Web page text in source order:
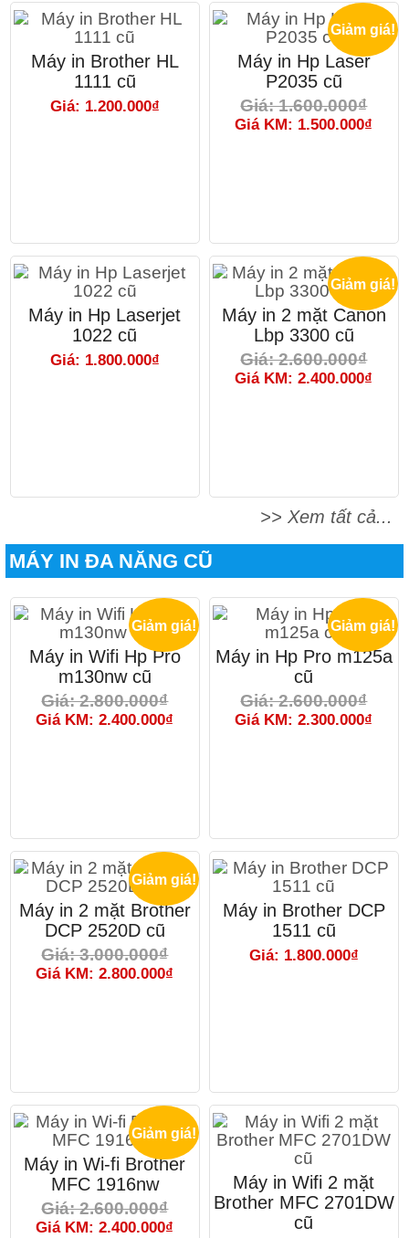
Máy in Brother HL
1111 cũ
Giá: 1.200.000₫
Giảm giá!
Máy in Hp Laser
P2035 cũ
Giá: 1.600.000₫
Giá KM: 1.500.000₫
Máy in Hp Laserjet
1022 cũ
Giá: 1.800.000₫
Giảm giá!
Máy in 2 mặt Canon
Lbp 3300 cũ
Giá: 2.600.000₫
Giá KM: 2.400.000₫
>> Xem tất cả...
MÁY IN ĐA NĂNG CŨ
Giảm giá!
Máy in Wifi Hp Pro
m130nw cũ
Giá: 2.800.000₫
Giá KM: 2.400.000₫
Giảm giá!
Máy in Hp Pro m125a
cũ
Giá: 2.600.000₫
Giá KM: 2.300.000₫
Giảm giá!
Máy in 2 mặt Brother
DCP 2520D cũ
Giá: 3.000.000₫
Giá KM: 2.800.000₫
Máy in Brother DCP
1511 cũ
Giá: 1.800.000₫
Giảm giá!
Máy in Wi-fi Brother
MFC 1916nw
Giá: 2.600.000₫
Giá KM: 2.400.000₫
Máy in Wifi 2 mặt
Brother MFC 2701DW
cũ